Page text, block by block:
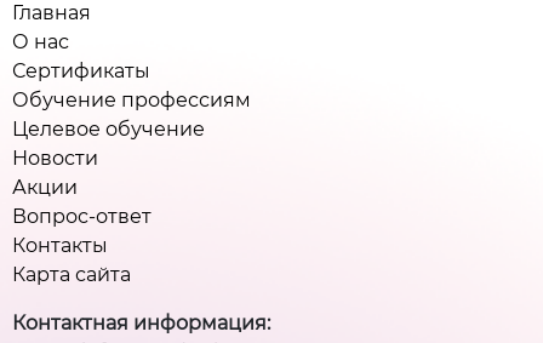
Главная
О нас
Сертификаты
Обучение профессиям
Целевое обучение
Новости
Акции
Вопрос-ответ
Контакты
Карта сайта
Контактная информация: